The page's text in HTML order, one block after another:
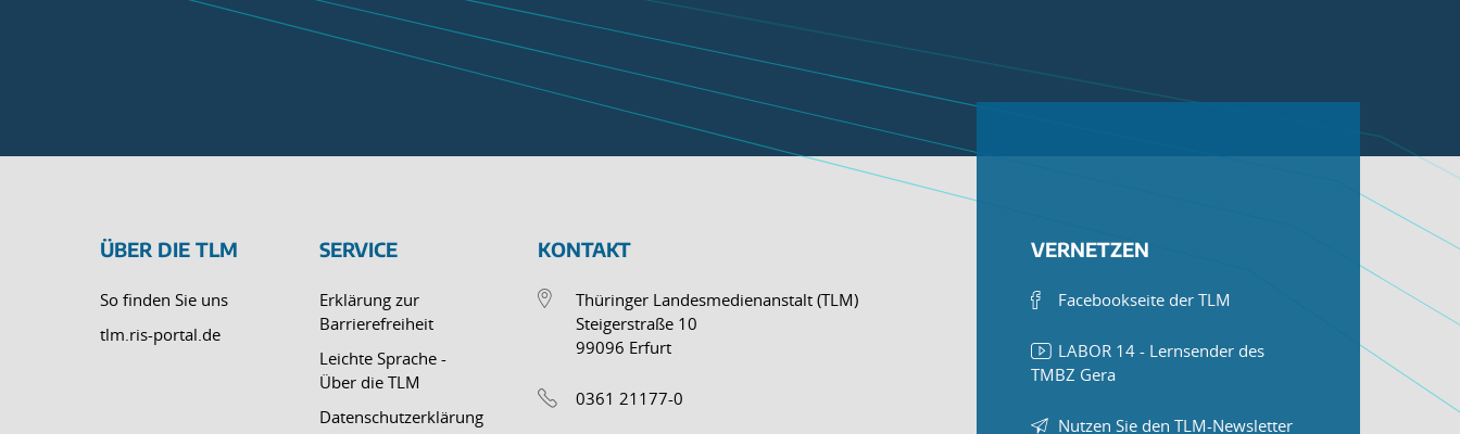
ÜBER DIE TLM
So finden Sie uns
tlm.ris-portal.de
SERVICE
Erklärung zur
Barrierefreiheit
Leichte Sprache -
Über die TLM
Datenschutzerklärung
KONTAKT
Thüringer Landesmedienanstalt (TLM)
Steigerstraße 10
99096 Erfurt
0361 21177-0
VERNETZEN
Facebookseite der TLM
LABOR 14 - Lernsender des
TMBZ Gera
Nutzen Sie den TLM-Newsletter